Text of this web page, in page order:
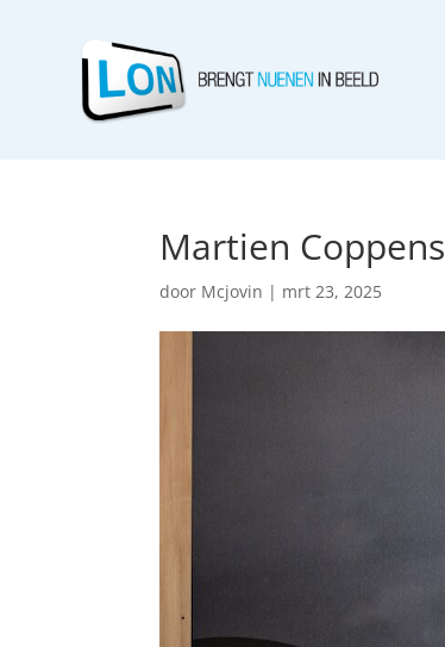
Martien Coppens
door Mcjovin | mrt 23, 2025